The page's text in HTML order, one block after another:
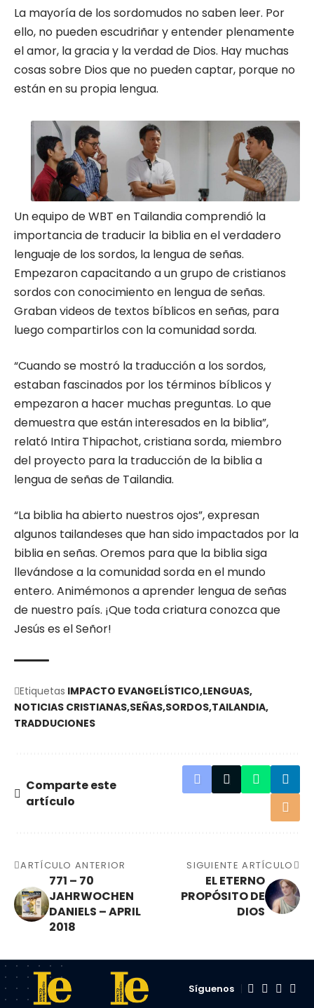
La mayoría de los sordomudos no saben leer. Por
ello, no pueden escudriñar y entender plenamente
el amor, la gracia y la verdad de Dios. Hay muchas
cosas sobre Dios que no pueden captar, porque no
están en su propia lengua.
Un equipo de WBT en Tailandia comprendió la
importancia de traducir la biblia en el verdadero
lenguaje de los sordos, la lengua de señas.
Empezaron capacitando a un grupo de cristianos
sordos con conocimiento en lengua de señas.
Graban videos de textos bíblicos en señas, para
luego compartirlos con la comunidad sorda.
“Cuando se mostró la traducción a los sordos,
estaban fascinados por los términos bíblicos y
empezaron a hacer muchas preguntas. Lo que
demuestra que están interesados en la biblia”,
relató Intira Thipachot, cristiana sorda, miembro
del proyecto para la traducción de la biblia a
lengua de señas de Tailandia.
“La biblia ha abierto nuestros ojos”, expresan
algunos tailandeses que han sido impactados por la
biblia en señas. Oremos para que la biblia siga
llevándose a la comunidad sorda en el mundo
entero. Animémonos a aprender lengua de señas
de nuestro país. ¡Que toda criatura conozca que
Jesús es el Señor!
Etiquetas IMPACTO EVANGELÍSTICO LENGUAS
NOTICIAS CRISTIANAS SEÑAS SORDOS TAILANDIA
TRADDUCIONES
Comparte este
artículo
ARTÍCULO ANTERIOR
771 – 70
JAHRWOCHEN
DANIELS – APRIL
2018
SIGUIENTE ARTÍCULO
EL ETERNO
PROPÓSITO DE
DIOS
Síguenos